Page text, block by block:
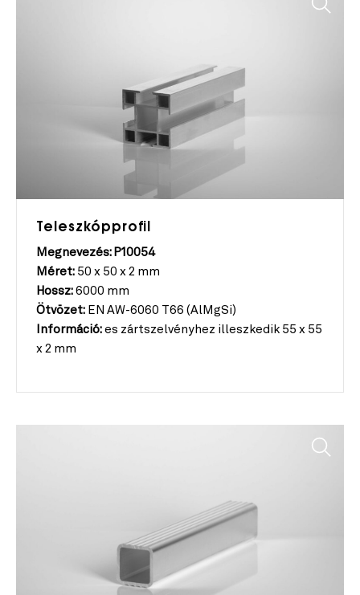
Teleszkópprofil
Megnevezés: P10054
Méret: 50 x 50 x 2 mm
Hossz: 6000 mm
Ötvözet: EN AW-6060 T66 (AlMgSi)
Információ: es zártszelvényhez illeszkedik 55 x 55
x 2 mm